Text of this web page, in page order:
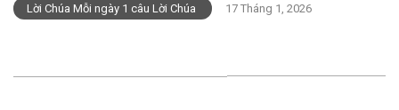
Lời Chúa Mỗi ngày 1 câu Lời Chúa 17 Tháng 1, 2026